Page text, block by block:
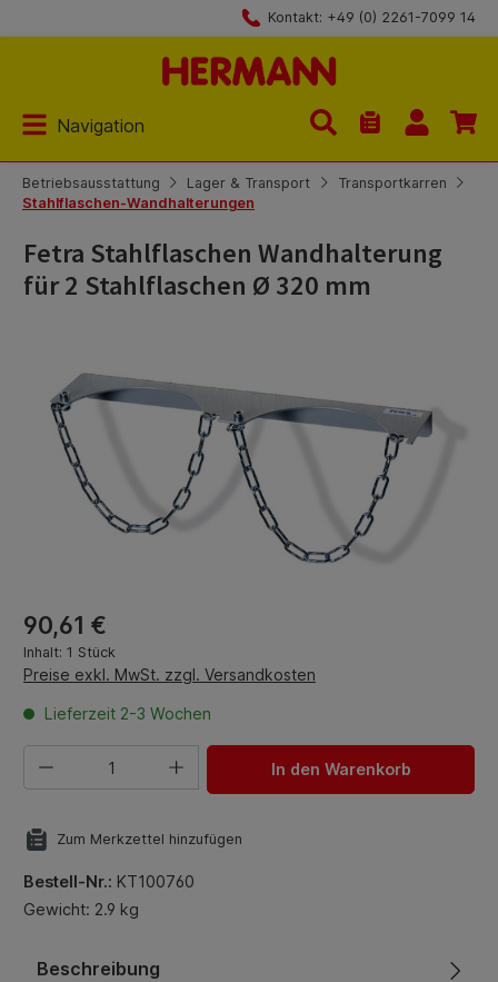
Kontakt: +49 (0) 2261-7099 14
Navigation
Du hast 0
Betriebsausstattung Lager & Transport
Transportkarren
Stahlflaschen-Wandhalterungen
Fetra Stahlflaschen Wandhalterung
für 2 Stahlflaschen Ø 320 mm
Regulärer Preis:
90,61 €
Inhalt: 1 Stück
Preise exkl. MwSt. zzgl. Versandkosten
Lieferzeit 2-3 Wochen
Produkt Anzahl: Gib den gewünschten Wert ein oder
In den Warenkorb
Zum Merkzettel hinzufügen
Bestell-Nr.: KT100760
Gewicht: 2.9 kg
Beschreibung